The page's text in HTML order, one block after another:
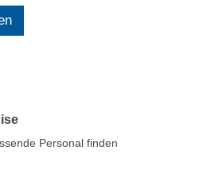
Personal finden